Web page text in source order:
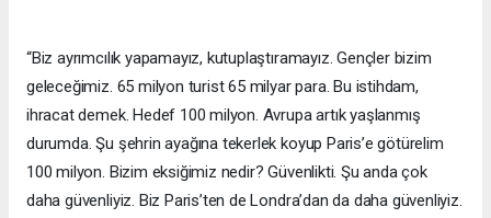
“Biz ayrımcılık yapamayız, kutuplaştıramayız. Gençler bizim
geleceğimiz. 65 milyon turist 65 milyar para. Bu istihdam,
ihracat demek. Hedef 100 milyon. Avrupa artık yaşlanmış
durumda. Şu şehrin ayağına tekerlek koyup Paris’e götürelim
100 milyon. Bizim eksiğimiz nedir? Güvenlikti. Şu anda çok
daha güvenliyiz. Biz Paris’ten de Londra’dan da daha güvenliyiz.